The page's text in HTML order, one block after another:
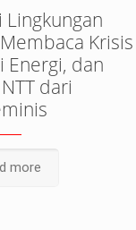
Krisis
Energi, dan
dari
more